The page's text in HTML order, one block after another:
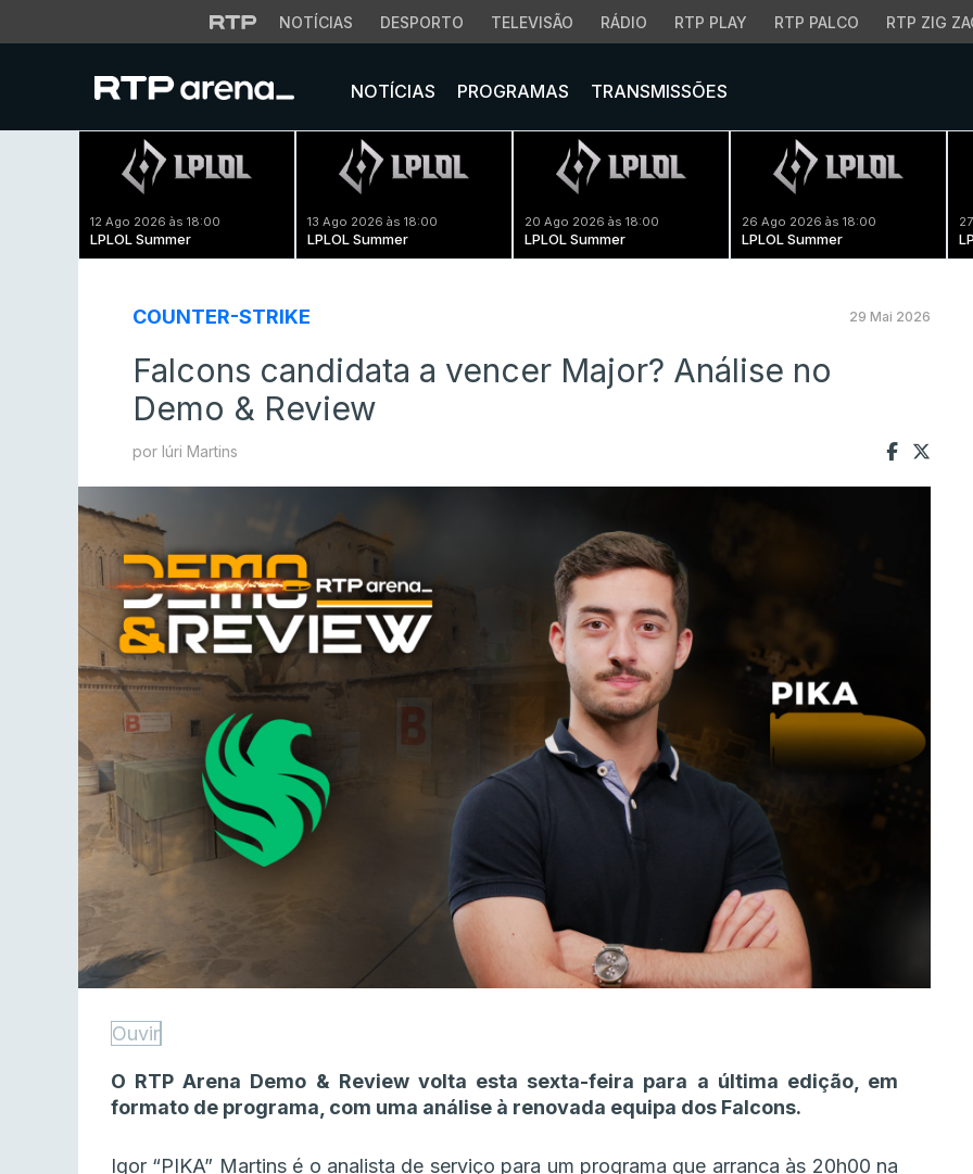
NOTÍCIAS DESPORTO TELEVISÃO RÁDIO RTP PLAY RTP PALCO RTP ZIG
NOTÍCIAS PROGRAMAS TRANSMISSÕES
12 Ago 2026 às 18:00
LPLOL Summer
13 Ago 2026 às 18:00
LPLOL Summer
20 Ago 2026 às 18:00
LPLOL Summer
26 Ago 2026 às 18:00
LPLOL Summer
COUNTER-STRIKE 29 Mai 2026
Falcons candidata a vencer Major? Análise no
Demo & Review
por Iúri Martins
Ouvir
O RTP Arena Demo & Review volta esta sexta-feira para a última edição, em
formato de programa, com uma análise à renovada equipa dos Falcons.
Igor “PIKA” Martins é o analista de serviço para um programa que arranca às 20h00 na